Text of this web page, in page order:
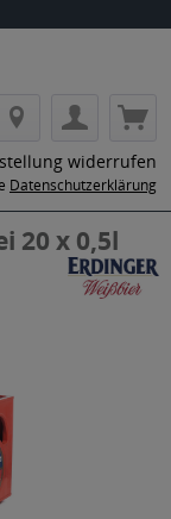
widerrufen
Datenschutzerklärung
20 x 0,5l